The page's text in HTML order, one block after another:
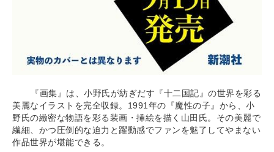
『画集』は、小野氏が紡ぎだす『十二国記』の世界を彩る
美麗なイラストを完全収録。1991年の『魔性の子』から、小
野氏の緻密な物語を彩る装画・挿絵を描く山田氏。その美麗で
繊細、かつ圧倒的な迫力と躍動感でファンを魅了してやまない
作品世界が堪能できる。